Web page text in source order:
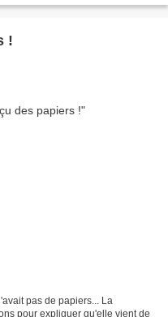
!
pas de papiers... La
pour expliquer qu'elle vient de